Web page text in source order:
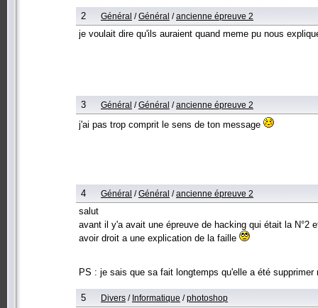
2 Général /Général /ancienne épreuve 2
je voulait dire qu'ils auraient quand meme pu nous
3 Général /Général /ancienne épreuve 2
j'ai pas trop comprit le sens de ton message
4 Général /Général /ancienne épreuve 2
salut
avant il y'a avait une épreuve de hacking qui était la N°2
avoir droit a une explication de la faille
PS : je sais que sa fait longtemps qu'elle a été
5 Divers / Informatique /photoshop